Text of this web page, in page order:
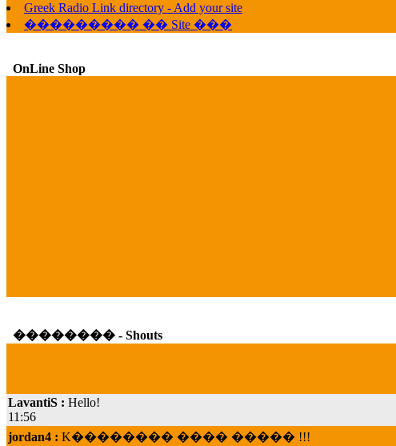
Greek Radio Link directory - Add your site
��������� �� Site ���
OnLine Shop
�������� - Shouts
11:56
jordan4 :K�������� ���� ����� !!!
19:45